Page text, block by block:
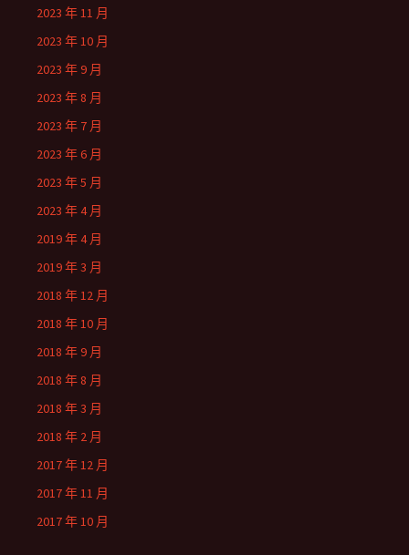
2023 年 11 月
2023 年 10 月
2023 年 9 月
2023 年 8 月
2023 年 7 月
2023 年 6 月
2023 年 5 月
2023 年 4 月
2019 年 4 月
2019 年 3 月
2018 年 12 月
2018 年 10 月
2018 年 9 月
2018 年 8 月
2018 年 3 月
2018 年 2 月
2017 年 12 月
2017 年 11 月
2017 年 10 月